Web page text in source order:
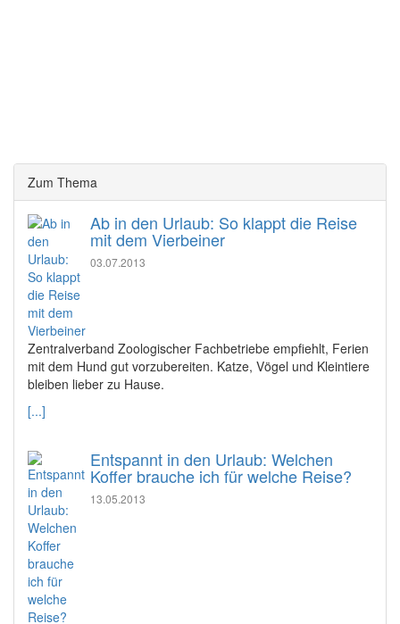
Zum Thema
Ab in den Urlaub: So klappt die Reise
mit dem Vierbeiner
03.07.2013
Zentralverband Zoologischer Fachbetriebe empfiehlt, Ferien
mit dem Hund gut vorzubereiten. Katze, Vögel und Kleintiere
bleiben lieber zu Hause.
[...]
Entspannt in den Urlaub: Welchen
Koffer brauche ich für welche Reise?
13.05.2013